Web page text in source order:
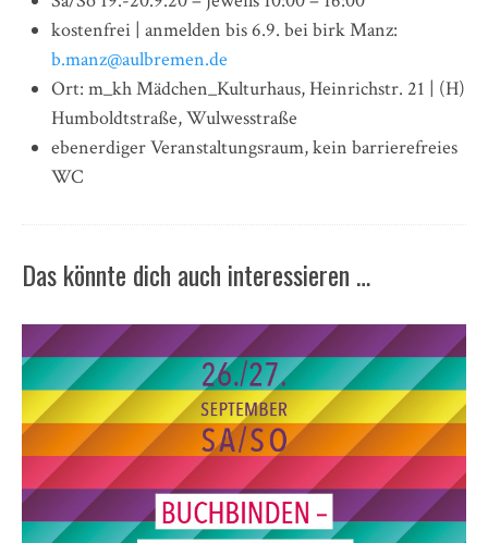
kostenfrei | anmelden bis 6.9. bei birk Manz:
b.manz@aulbremen.de
Ort: m_kh Mädchen_Kulturhaus, Heinrichstr. 21 | (H)
Humboldtstraße, Wulwesstraße
ebenerdiger Veranstaltungsraum, kein barrierefreies
WC
Das könnte dich auch interessieren …